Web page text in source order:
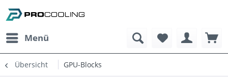
Menü
Übersicht GPU-Blocks